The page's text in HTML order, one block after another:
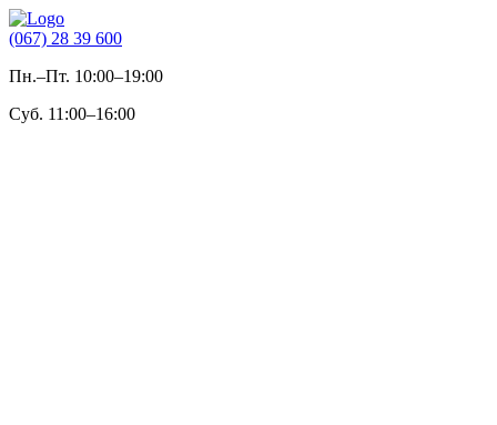
(067) 28 39 600
Пн.–Пт. 10:00–19:00
Суб. 11:00–16:00